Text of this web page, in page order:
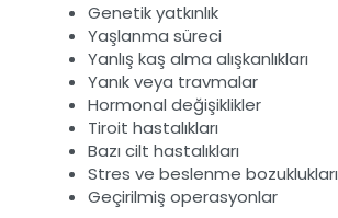
Genetik yatkınlık
Yaşlanma süreci
Yanlış kaş alma alışkanlıkları
Yanık veya travmalar
Hormonal değişiklikler
Tiroit hastalıkları
Bazı cilt hastalıkları
Stres ve beslenme bozuklukları
Geçirilmiş operasyonlar